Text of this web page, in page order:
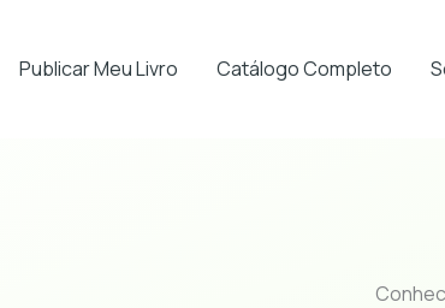
Publicar Meu Livro Catálogo Completo